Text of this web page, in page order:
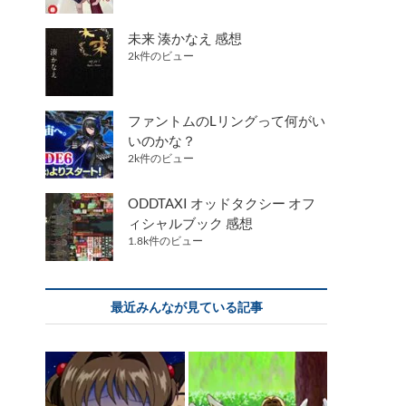
未来 湊かなえ 感想
2k件のビュー
ファントムのLリングって何がい
いのかな？
2k件のビュー
ODDTAXI オッドタクシー オフ
ィシャルブック 感想
1.8k件のビュー
最近みんなが見ている記事